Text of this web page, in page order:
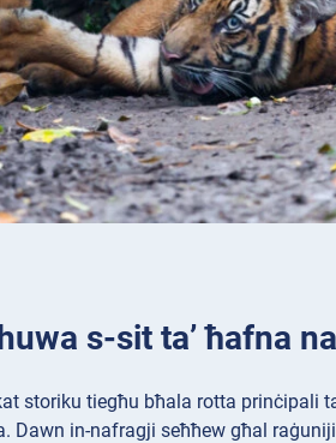
s-sit ta’ ħafna
storiku tiegħu bħala rotta prinċipali
Dawn in-nafragji seħħew għal